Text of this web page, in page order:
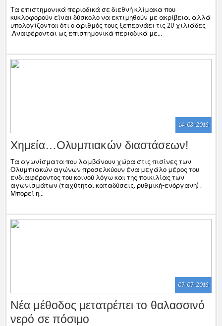
Τα επιστημονικά περιοδικά σε διεθνή κλίμακα που
κυκλοφορούν είναι δύσκολο να εκτιμηθούν με ακρίβεια, αλλά
υπολογίζονται ότι ο αριθμός τους ξεπερνάει τις 20 χιλιάδες
.Αναφέρονται ως επιστημονικά περιοδικά με...
14-08-2016
Χημεία…Ολυμπιακών διαστάσεων!
Τα αγωνίσματα που λαμβάνουν χώρα στις πισίνες των
Ολυμπιακών αγώνων προσελκύουν ένα μεγάλο μέρος του
ενδιαφέροντος του κοινού λόγω και της ποικιλίας των
αγωνισμάτων (ταχύτητα, καταδύσεις, ρυθμική-ενόργανη) .
Μπορεί η...
07-07-2016
Νέα μέθοδος μετατρέπει το θαλασσινό
νερό σε πόσιμο